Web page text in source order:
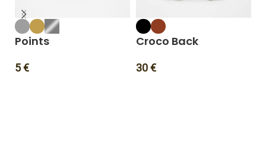
Points
5€
Croco Back
30€